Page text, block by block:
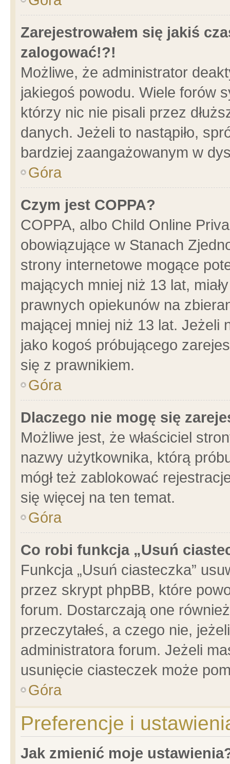
Zarejestrowałem się jakiś
zalogować!?!
Możliwe, że administrator
jakiegoś powodu. Wiele forów
którzy nic nie pisali przez
danych. Jeżeli to nastąpiło,
bardziej zaangażowanym w
Góra
Czym jest COPPA?
COPPA, albo Child Online
obowiązujące w Stanach
strony internetowe mogące
mających mniej niż 13 lat,
prawnych opiekunów na
mającej mniej niż 13 lat. Jeżeli
jako kogoś próbującego
się z prawnikiem.
Góra
Dlaczego nie mogę się
Możliwe jest, że właściciel
nazwy użytkownika, którą
mógł też zablokować
się więcej na ten temat.
Góra
Co robi funkcja „Usuń
Funkcja „Usuń ciasteczka”
przez skrypt phpBB, które
forum. Dostarczają one
przeczytałeś, a czego nie,
administratora forum. Jeżeli
usunięcie ciasteczek może
Góra
Preferencje i
Jak zmienić moje